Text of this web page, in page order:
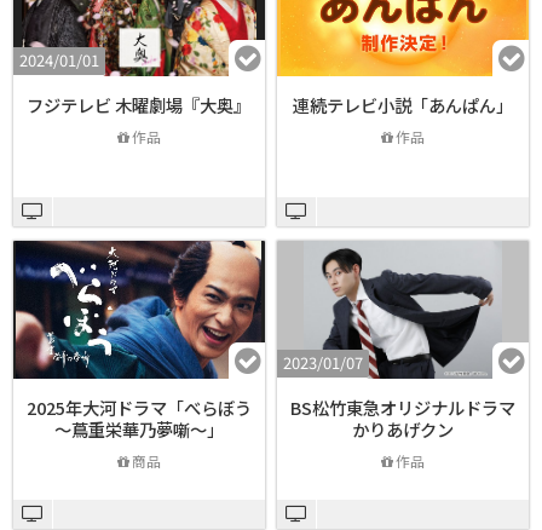
2024/01/01
フジテレビ 木曜劇場『大奥』
作品
連続テレビ小説「あんぱん」
作品
2025年大河ドラマ「べらぼう
～蔦重栄華乃夢噺～」
商品
2023/01/07
BS松竹東急オリジナルドラマ
かりあげクン
作品